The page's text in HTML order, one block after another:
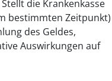
die Krankenkasse
bestimmten Zeitpunkt)
des Geldes,
Auswirkungen auf